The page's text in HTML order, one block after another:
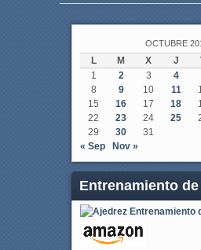
OCTUBRE
L M X J
1
2 3 4
8
9 10 11
15
16 17 18
22
23 24 25
29
30
31
« Sep
Nov »
Entrenamiento